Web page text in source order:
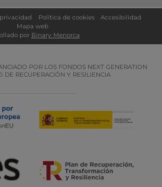
Política de cookies
Accesibilidad
Mapa web
por Binary Menorca
POR LOS FONDOS NEXT GENERATION
DE RECUPERACIÓN Y RESILIENCIA